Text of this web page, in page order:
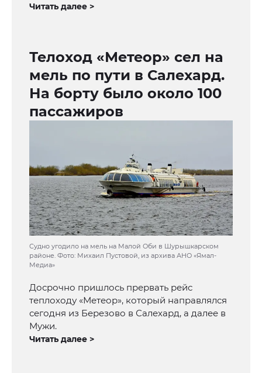
Читать далее >
Телоход «Метеор» сел на
мель по пути в Салехард.
На борту было около 100
пассажиров
Судно угодило на мель на Малой Оби в Шурышкарском
районе. Фото: Михаил Пустовой, из архива АНО «Ямал-
Медиа»
Досрочно пришлось прервать рейс
теплоходу «Метеор», который направлялся
сегодня из Березово в Салехард, а далее в
Мужи.
Читать далее >